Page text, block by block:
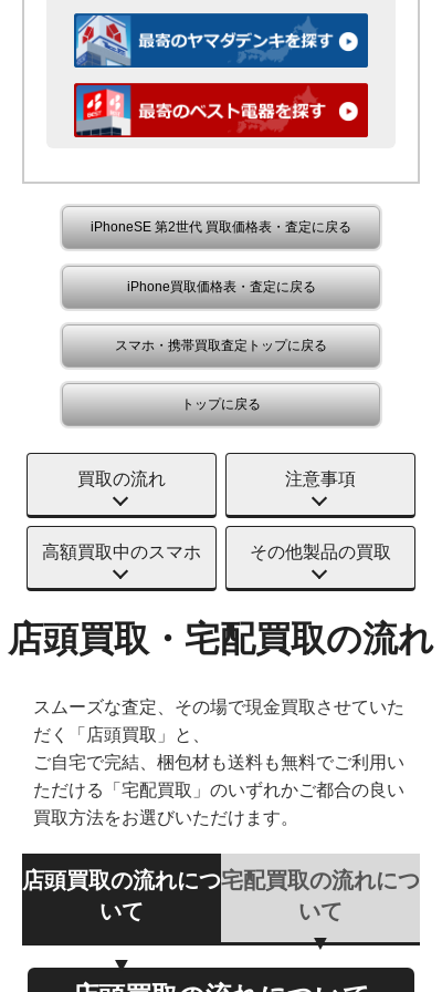
iPhoneSE 第2世代 買取価格表・査定に戻る
iPhone買取価格表・査定に戻る
スマホ・携帯買取査定トップに戻る
トップに戻る
買取の流れ 注意事項
高額買取中のスマホ その他製品の買取
店頭買取・宅配買取の流れ
スムーズな査定、その場で現金買取させていた
だく「店頭買取」と、
ご自宅で完結、梱包材も送料も無料でご利用い
ただける「宅配買取」のいずれかご都合の良い
買取方法をお選びいただけます。
店頭買取の流れにつ
いて
宅配買取の流れにつ
いて